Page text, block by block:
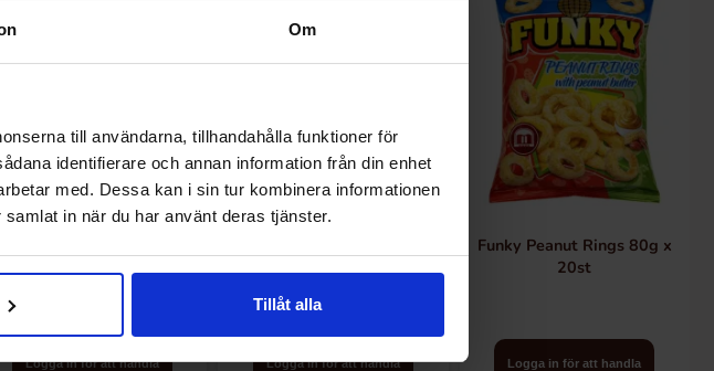
Om
till användarna, tillhandahålla funktioner för
identifierare och annan information från din enhet
med. Dessa kan i sin tur kombinera informationen
in när du har använt deras tjänster.
Tillåt alla
& Ost 125g x 12st
Logga in för att handla
130g x 30st
Logga in för att handla
Funky Peanut Rings 80g x
20st
Logga in för att handla